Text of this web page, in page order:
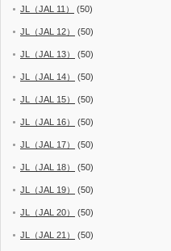
JL（JAL 11） (50)
JL（JAL 12） (50)
JL（JAL 13） (50)
JL（JAL 14） (50)
JL（JAL 15） (50)
JL（JAL 16） (50)
JL（JAL 17） (50)
JL（JAL 18） (50)
JL（JAL 19） (50)
JL（JAL 20） (50)
JL（JAL 21） (50)